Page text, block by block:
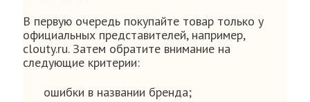
В первую очередь покупайте товар только у
официальных представителей, например,
clouty.ru. Затем обратите внимание на
следующие критерии:
ошибки в названии бренда;